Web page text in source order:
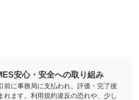
安心・安全への取り組み
前に事務局に支払われ、評価・完了後
れます。利用規約違反の恐れや、少し